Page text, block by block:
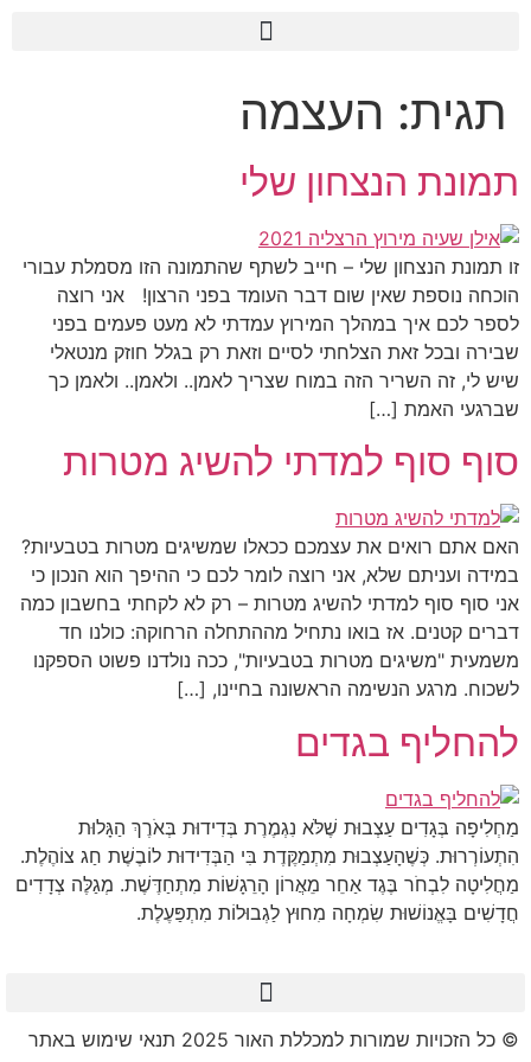
תגית: העצמה
תמונת הנצחון שלי
זו תמונת הנצחון שלי – חייב לשתף שהתמונה הזו מסמלת עבורי
הוכחה נוספת שאין שום דבר העומד בפני הרצון! אני רוצה
לספר לכם איך במהלך המירוץ עמדתי לא מעט פעמים בפני
שבירה ובכל זאת הצלחתי לסיים וזאת רק בגלל חוזק מנטאלי
שיש לי, זה השריר הזה במוח שצריך לאמן.. ולאמן.. ולאמן כך
שברגעי האמת […]
סוף סוף למדתי להשיג מטרות
האם אתם רואים את עצמכם ככאלו שמשיגים מטרות בטבעיות?
במידה ועניתם שלא, אני רוצה לומר לכם כי ההיפך הוא הנכון כי
אני סוף סוף למדתי להשיג מטרות – רק לא לקחתי בחשבון כמה
דברים קטנים. אז בואו נתחיל מההתחלה הרחוקה: כולנו חד
משמעית "משיגים מטרות בטבעיות", ככה נולדנו פשוט הספקנו
לשכוח. מרגע הנשימה הראשונה בחיינו, […]
להחליף בגדים
מַחְלִיפָה בְּגָדִים עַצְבוּת שֶׁלֹּא נִגְמֶרֶת בְּדִידוּת בְּאֹרֶךְ הַגָּלוּת
הִתְעוֹרְרוּת. כְּשֶׁהָעַצְבוּת מִתְמַקֶּדֶת בִּי הַבְּדִידוּת לוֹבֶשֶׁת חַג צוֹהֶלֶת.
מַחֲלִיטָה לִבְחֹר בֶּגֶד אַחֵר מֵאֲרוֹן הָרֵגָשׁוֹת מִתְחַדֶּשֶׁת. מְגַלֶּה צְדָדִים
חֲדָשִׁים בָּאֱנוֹשׁוּת שִׂמְחָה מִחוּץ לַגְבוּלוֹת מִתְפַּעֶלֶת.
© כל הזכויות שמורות למכללת האור 2025 תנאי שימוש באתר​